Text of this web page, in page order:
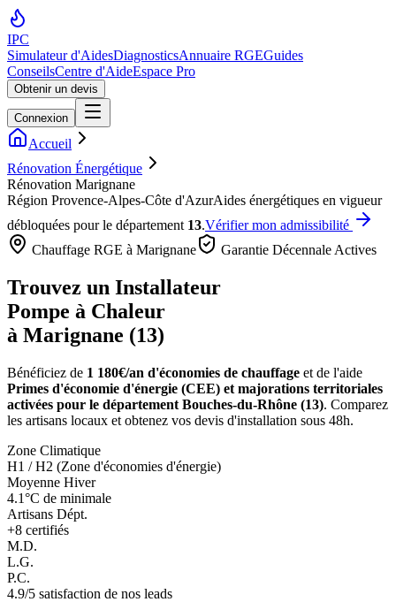
IPC
Simulateur d'AidesDiagnosticsAnnuaire RGEGuides
ConseilsCentre d'AideEspace Pro
Obtenir un devis
Connexion
Accueil
Rénovation Énergétique
Rénovation Marignane
Région Provence-Alpes-Côte d'AzurAides énergétiques en vigueur
débloquées pour le département 13.Vérifier mon admissibilité
Chauffage RGE à Marignane Garantie Décennale Actives
Trouvez un Installateur
Pompe à Chaleur
à Marignane (13)
Bénéficiez de 1 180€/an d'économies de chauffage et de l'aide
Primes d'économie d'énergie (CEE) et majorations territoriales
activées pour le département Bouches-du-Rhône (13). Comparez
les artisans locaux et obtenez vos devis d'installation sous 48h.
Zone Climatique
H1 / H2 (Zone d'économies d'énergie)
Moyenne Hiver
4.1°C de minimale
Artisans Dépt.
+8 certifiés
M.D.
L.G.
P.C.
4.9/5 satisfaction de nos leads